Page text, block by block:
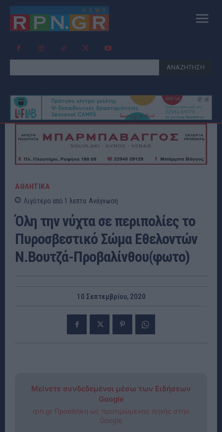
ΑΝΑΖΗΤΗΣΗ
ΑΘΛΗΤΙΚΑ
Λιγότερο από 1 λεπτα Ανάγνωση
Όλη την νύχτα σε περιπολίες το
Πυροσβεστικό Σώμα Εθελοντών
Ν.Βουτζά-Προβαλίνθου(φωτο)
10 Σεπτεμβρίου, 2020
Μείνετε συνδεδεμένοι μέσω των Ειδήσεων
Google
rpn.gr Προσθήκη ως προτιμώμενης πηγής στην
Google